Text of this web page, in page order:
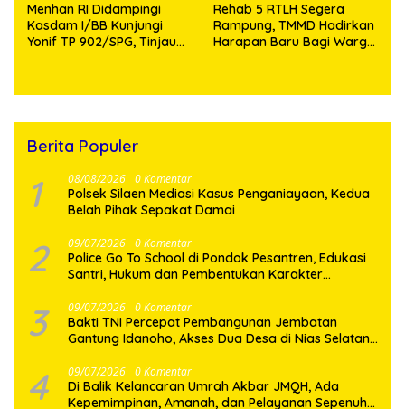
Menhan RI Didampingi
Kasdam I/BB Kunjungi
Yonif TP 902/SPG, Tinjau
Rehab 5 RTLH Segera
Rampung, TMMD Hadirkan
Harapan Baru Bagi Warga
Berita Populer
1 08/08/2026 0 Komentar
Polsek Silaen Mediasi Kasus Penganiayaan, Kedua
Belah Pihak Sepakat Damai
2 09/07/2026 0 Komentar
Police Go To School di Pondok Pesantren, Edukasi
Santri, Hukum dan Pembentukan Karakter
3 09/07/2026 0 Komentar
Bakti TNI Percepat Pembangunan Jembatan
Gantung Idanoho, Akses Dua Desa di Nias Selatan
4 09/07/2026 0 Komentar
Di Balik Kelancaran Umrah Akbar JMQH, Ada
Kepemimpinan, Amanah, dan Pelayanan Sepenuh